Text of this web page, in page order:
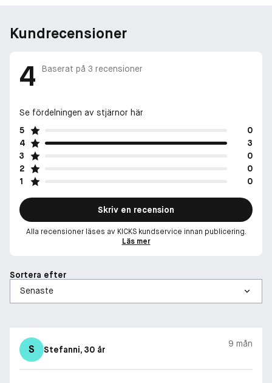
Kundrecensioner
4 Baserat på 3 recensioner
Se fördelningen av stjärnor här
5
0
4
3
3
0
2
0
1
0
Skriv en recension
Alla recensioner läses av KICKS kundservice innan publicering.
Läs mer
Sortera efter
S Stefanni, 30 år
9 mån